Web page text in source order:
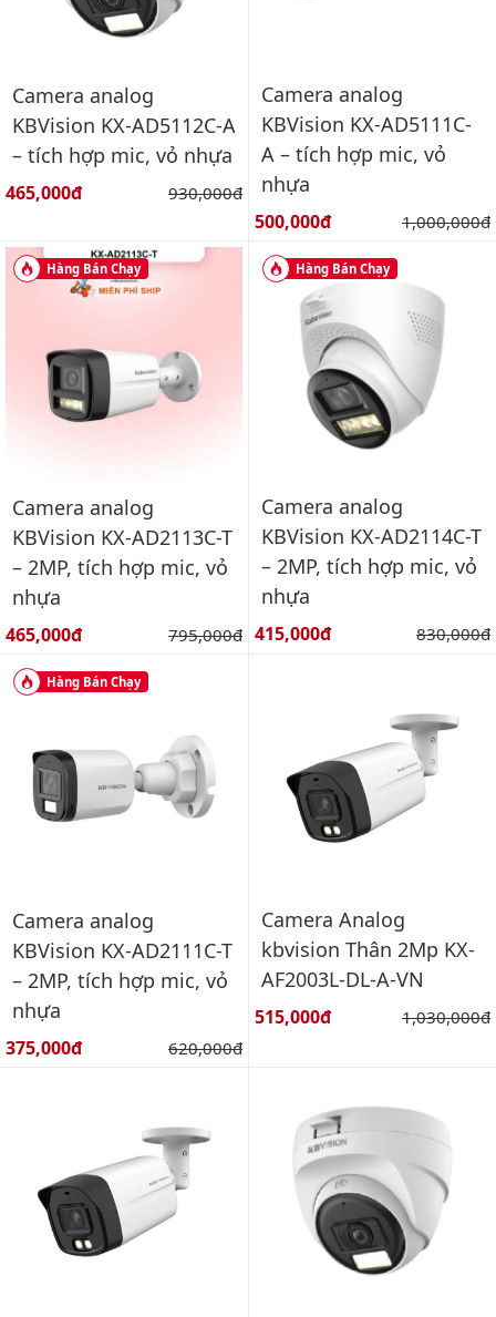
Camera analog
KBVision KX-AD5112C-A
– tích hợp mic, vỏ nhựa
Giá bán:
465,000đ Giá gốc:
930,000đ
Camera analog
KBVision KX-AD5111C-
A – tích hợp mic, vỏ
nhựa
Giá bán:
500,000đ Giá gốc:
1,000,000đ
Hàng Bán Chạy
Camera analog
KBVision KX-AD2113C-T
– 2MP, tích hợp mic, vỏ
nhựa
Giá bán:
465,000đ Giá gốc:
795,000đ
Hàng Bán Chạy
Camera analog
KBVision KX-AD2114C-T
– 2MP, tích hợp mic, vỏ
nhựa
Giá bán:
415,000đ Giá gốc:
830,000đ
Hàng Bán Chạy
Camera analog
KBVision KX-AD2111C-T
– 2MP, tích hợp mic, vỏ
nhựa
Giá bán:
375,000đ Giá gốc:
620,000đ
Camera Analog
kbvision Thân 2Mp KX-
AF2003L-DL-A-VN
Giá bán:
515,000đ Giá gốc:
1,030,000đ